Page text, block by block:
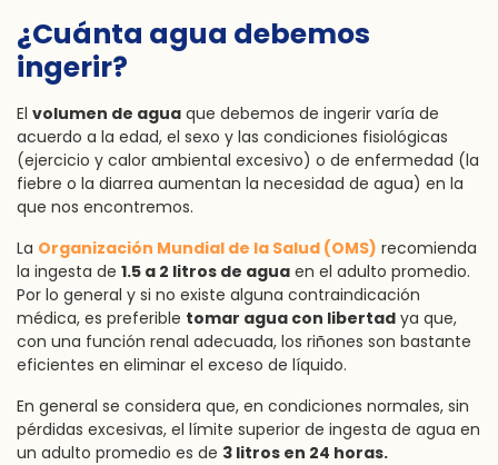
¿Cuánta agua debemos
ingerir?
El volumen de agua que debemos de ingerir varía de
acuerdo a la edad, el sexo y las condiciones fisiológicas
(ejercicio y calor ambiental excesivo) o de enfermedad (la
fiebre o la diarrea aumentan la necesidad de agua) en la
que nos encontremos.
La Organización Mundial de la Salud (OMS) recomienda
la ingesta de 1.5 a 2 litros de agua en el adulto promedio.
Por lo general y si no existe alguna contraindicación
médica, es preferible tomar agua con libertad ya que,
con una función renal adecuada, los riñones son bastante
eficientes en eliminar el exceso de líquido.
En general se considera que, en condiciones normales, sin
pérdidas excesivas, el límite superior de ingesta de agua en
un adulto promedio es de 3 litros en 24 horas.